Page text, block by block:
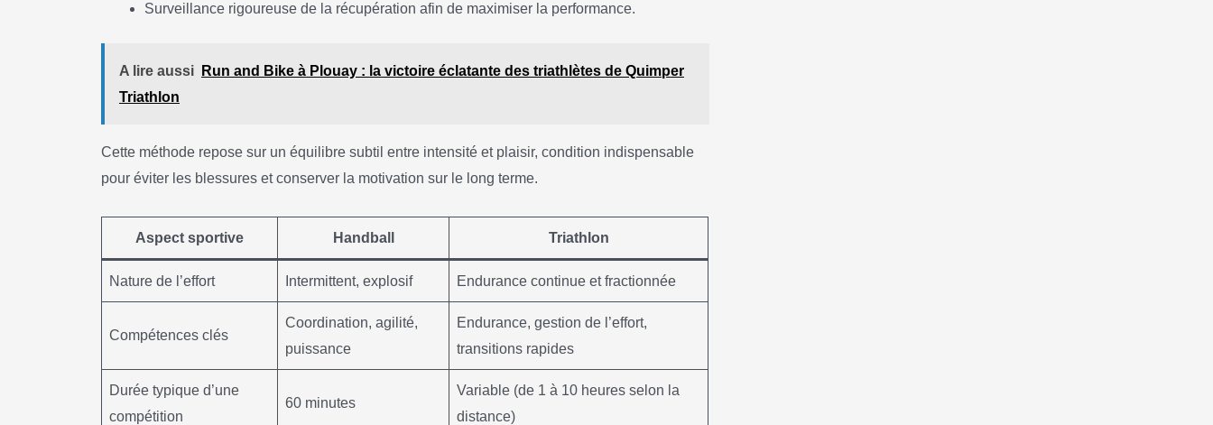
Surveillance rigoureuse de la récupération afin de maximiser la performance.
A lire aussi
Run and Bike à Plouay : la victoire éclatante des triathlètes de Quimper
Triathlon
Cette méthode repose sur un équilibre subtil entre intensité et plaisir, condition indispensable
pour éviter les blessures et conserver la motivation sur le long terme.
Aspect sportive Handball Triathlon
Nature de l’effort Intermittent, explosif Endurance continue et fractionnée
Compétences clés
Coordination, agilité,
puissance
Endurance, gestion de l’effort,
transitions rapides
Durée typique d’une
compétition
60 minutes
Variable (de 1 à 10 heures selon la
distance)